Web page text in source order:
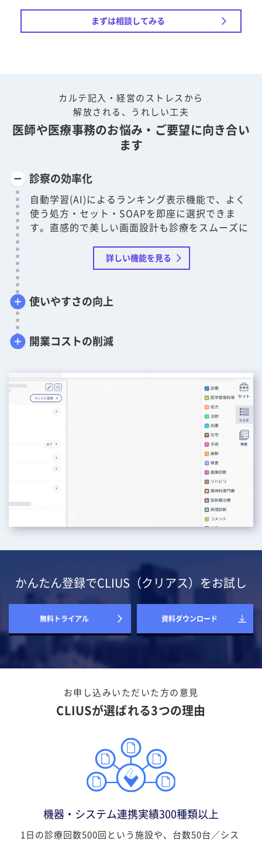
まずは相談してみる
カルテ記入・経営のストレスから
解放される、うれしい工夫
医師や医療事務のお悩み・ご要望に向き合い
ます
診察の効率化
自動学習(AI)によるランキング表示機能で、よく
使う処方・セット・SOAPを即座に選択できま
す。直感的で美しい画面設計も診療をスムーズに
詳しい機能を見る
使いやすさの向上
開業コストの削減
かんたん登録でCLIUS（クリアス）をお試し
無料トライアル 資料ダウンロード
お申し込みいただいた方の意見
CLIUSが選ばれる3つの理由
機器・システム連携実績300種類以上
1日の診療回数500回という施設や、台数50台／シス